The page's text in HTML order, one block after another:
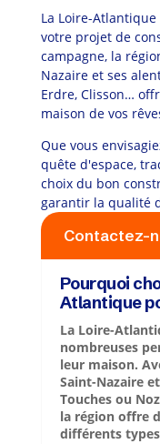
La Loire-
votre projet de
campagne, la
Nazaire et ses
Erdre, Clisson…
maison de vos
Que vous
quête d'espace,
choix du bon
garantir la qualité
Contactez-
Pourquoi
Atlantique
La Loire-
nombreuses
leur maison.
Saint-Nazaire
Touches ou
la région offre
différents